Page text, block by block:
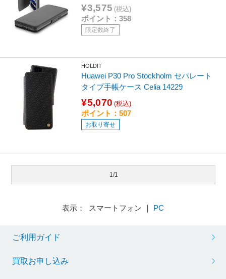
¥3,575 (税込)
ポイント：358
限定数終了
HOLDIT
Huawei P30 Pro Stockholm セパレート
タイプ手帳ケース Celia 14229
¥5,070 (税込)
ポイント：507
お取り寄せ
1/1
表示： スマートフォン ｜ PC
ご利用ガイド
買取お申し込み